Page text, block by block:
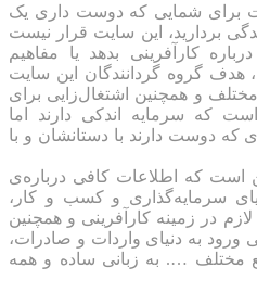
برای شمایی که دوست داری یک
بردارید، این سایت قرار نیست
کارآفرینی بدهد یا مفاهیم
هدف گروه گردانندگان این سایت
و همچنین اشتغال‌زایی برای
که سرمایه اندکی دارند اما
که دوست دارند با دستانشان و با
است که ‌اطلاعات کافی درباره‌ی
سرمایه‌گذاری و کسب و کار،
در زمینه کارآفرینی و همچنین
ورود به دنیای واردات و صادرات،
مختلف …. به زبانی ساده و همه